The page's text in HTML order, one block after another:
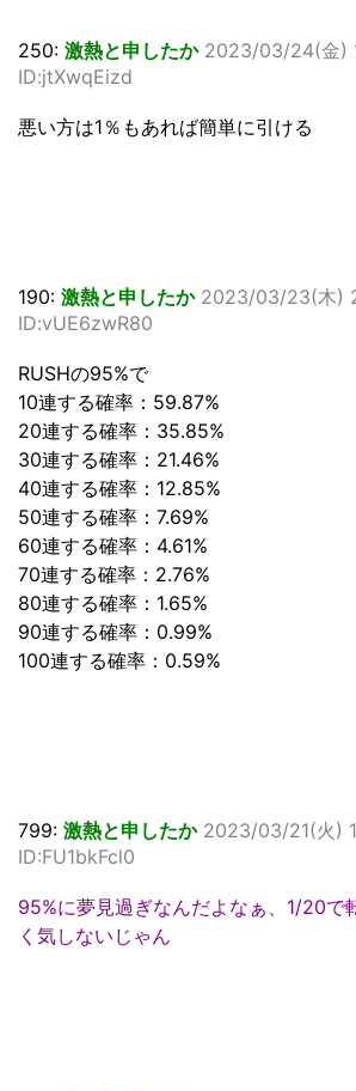
250: 激熱と申したか 2023/03/24(金)
ID:jtXwqEizd
悪い方は1％もあれば簡単に引ける
190: 激熱と申したか 2023/03/23(木)
ID:vUE6zwR80
RUSHの95%で
10連する確率：59.87%
20連する確率：35.85%
30連する確率：21.46%
40連する確率：12.85%
50連する確率：7.69%
60連する確率：4.61%
70連する確率：2.76%
80連する確率：1.65%
90連する確率：0.99%
100連する確率：0.59%
799: 激熱と申したか 2023/03/21(火)
ID:FU1bkFcl0
95%に夢見過ぎなんだよなぁ、1/20で
く気しないじゃん